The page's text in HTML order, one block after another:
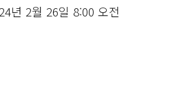
년 2월 26일 8:00 오전